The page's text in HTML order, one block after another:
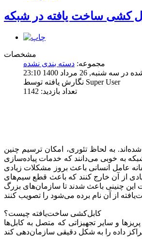
کشی ساخت یافته در شبکه
مشخصات
مجموعه: دسته بندی نشده
شنبه, 26 مرداد 1400 23:10
نگارش یافته توسط Super User
تعداد بازدید: 1142
به لحاظ تئوری، امکان ترسیم چنین
به خوبی می‌دانند که خدمات پیاده‌سازی
عامل انسانی باعث بروز مشکلات زیادی
از آن خارج کنند که باعث قطع سیم‌های
این چنینی باعث شدند تا سازمان‌های بزرگ
کابل‌کشی ساخت‌یافته چیست؟
و سایر تجهیزاتی که متصل به کابل‌ها